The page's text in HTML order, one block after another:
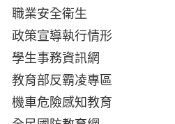
職業安全衛生
政策宣導執行情形
學生事務資訊網
教育部反霸凌專區
機車危險感知教育